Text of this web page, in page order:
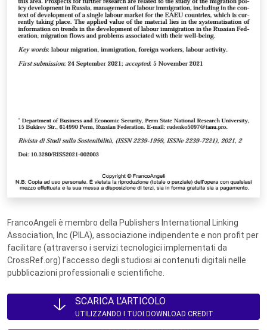
FrancoAngeli è membro della Publishers International Linking
Association, Inc (PILA), associazione indipendente e non profit per
facilitare (attraverso i servizi tecnologici implementati da
CrossRef.org) l’accesso degli studiosi ai contenuti digitali nelle
pubblicazioni professionali e scientifiche.
SCARICA L'ARTICOLO
UTILIZZANDO I TUOI DOWNLOAD CREDIT